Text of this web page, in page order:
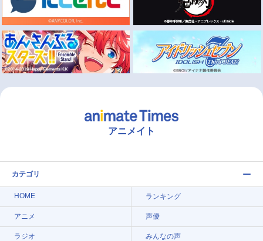
アニメイト
カテゴリ
HOME ランキング
アニメ 声優
ラジオ みんなの声